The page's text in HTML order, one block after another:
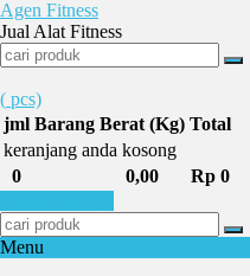
Agen Fitness
Jual Alat Fitness
( pcs)
jml Barang Berat (Kg) Total
keranjang anda kosong
0
0,00
Rp 0
Menu